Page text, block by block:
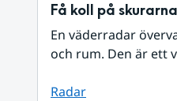
Få koll på skurarna
En väderradar
och rum. Den är ett
Radar